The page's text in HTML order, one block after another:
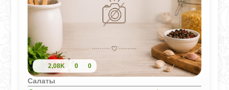
2,08K 0 0
Салаты